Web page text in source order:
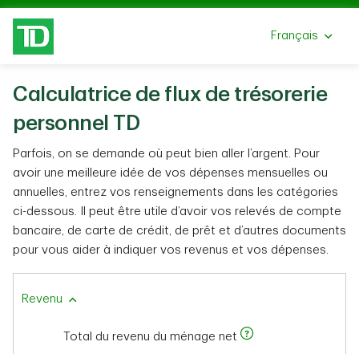
Passer au contenu principal
Sélectionnez
Français
Calculatrice de flux de trésorerie
personnel TD
Parfois, on se demande où peut bien aller l’argent. Pour
avoir une meilleure idée de vos dépenses mensuelles ou
annuelles, entrez vos renseignements dans les catégories
ci-dessous. Il peut être utile d’avoir vos relevés de compte
bancaire, de carte de crédit, de prêt et d’autres documents
pour vous aider à indiquer vos revenus et vos dépenses.
Revenu
Total du revenu du ménage net